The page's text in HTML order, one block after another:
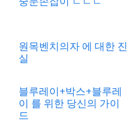
원목벤치의자 에 대한 진
실
블루레이+박스+블루레
이 를 위한 당신의 가이
드